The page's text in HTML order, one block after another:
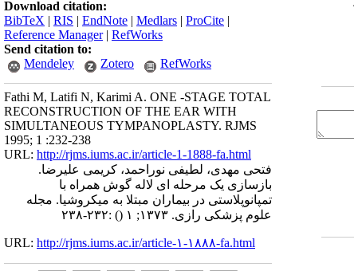
Download citation:
BibTeX | RIS | EndNote | Medlars | ProCite |
Reference Manager| RefWorks
Send citation to:
Mendeley
Zotero RefWorks
Fathi M, Latifi N, Karimi A. ONE -STAGE TOTAL
RECONSTRUCTION OF THE EAR WITH
SIMULTANEOUS TYMPANOPLASTY. RJMS
1995; 1 :232-238
URL: http://rjms.iums.ac.ir/article-1-1888-fa.html
فتحی مهدی، لطیفی نوراحمد، کریمی علیرضا.
بازسازی یک مرحله ای لاله گوش همراه با
تمپانوپلاستی در بیماران مبتلا به میکروشیا. مجله
علوم پزشکی رازی. ۱۳۷۳; ۱
() :۲۳۲-۲۳۸
URL: http://rjms.iums.ac.ir/article-۱-۱۸۸۸-fa.html